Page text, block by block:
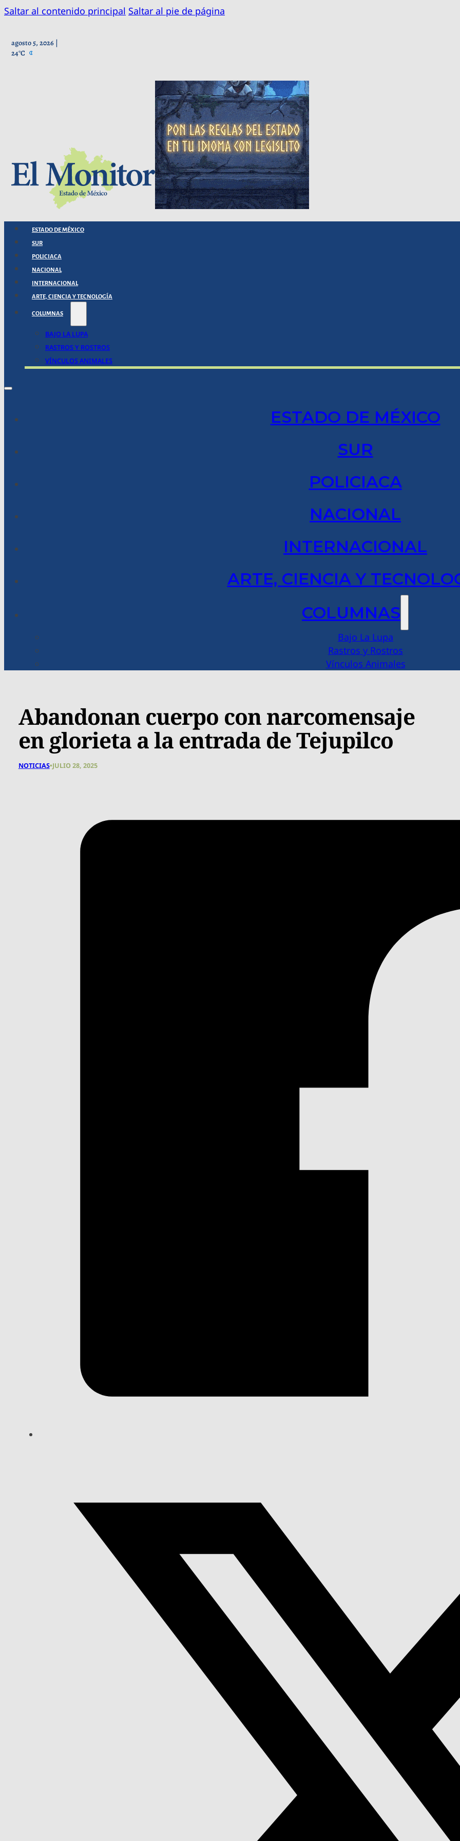
Saltar al contenido principal Saltar al pie de página
agosto 5, 2026 |
24°C
ESTADO DE MÉXICO
SUR
POLICIACA
NACIONAL
INTERNACIONAL
ARTE, CIENCIA Y TECNOLOGÍA
COLUMNAS
BAJO LA LUPA
RASTROS Y ROSTROS
VÍNCULOS ANIMALES
ESTADO DE MÉXICO
SUR
POLICIACA
NACIONAL
INTERNACIONAL
ARTE, CIENCIA Y
COLUMNAS
Bajo La Lupa
Rastros y Rostros
Vínculos Animales
Abandonan cuerpo con narcomensaje
en glorieta a la entrada de Tejupilco
NOTICIAS•JULIO 28, 2025